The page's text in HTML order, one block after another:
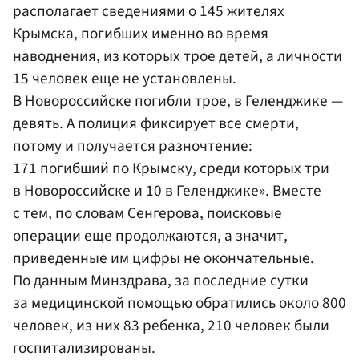
располагает сведениями о 145 жителях
Крымска, погибших именно во время
наводнения, из которых трое детей, а личности
15 человек еще не установлены.
В Новороссийске погибли трое, в Геленджике —
девять. А полиция фиксирует все смерти,
потому и получается разночтение:
171 погибший по Крымску, среди которых три
в Новороссийске и 10 в Геленджике». Вместе
с тем, по словам Сенгерова, поисковые
операции еще продолжаются, а значит,
приведенные им цифры не окончательные.
По данным Минздрава, за последние сутки
за медицинской помощью обратились около 800
человек, из них 83 ребенка, 210 человек были
госпитализированы.